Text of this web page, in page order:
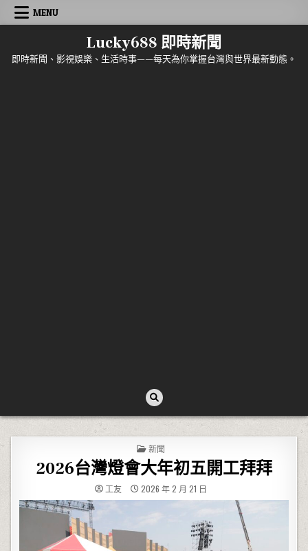
Skip to content
MENU
Lucky688 即時新聞
即時新聞、影視娛樂、生活時事——每天為你掌握台灣與世界最新動態。
POSTED IN
新聞
2026台灣燈會大年初五開工拜拜
工友 2026 年 2 月 21 日